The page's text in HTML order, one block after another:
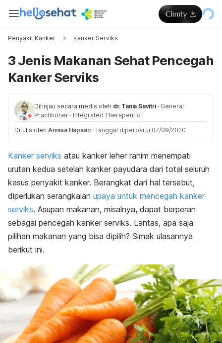
Penyakit Kanker Kanker Serviks
3 Jenis Makanan Sehat Pencegah
Kanker Serviks
Ditinjau secara medis oleh dr. Tania Savitri · General
Practitioner · Integrated Therapeutic
Ditulis oleh Annisa Hapsari · Tanggal diperbarui 07/09/2020
Kanker serviks atau kanker leher rahim menempati
urutan kedua setelah kanker payudara dari total seluruh
kasus penyakit kanker. Berangkat dari hal tersebut,
diperlukan serangkaian upaya untuk mencegah kanker
serviks. Asupan makanan, misalnya, dapat berperan
sebagai pencegah kanker serviks. Lantas, apa saja
pilihan makanan yang bisa dipilih? Simak ulasannya
berikut ini.